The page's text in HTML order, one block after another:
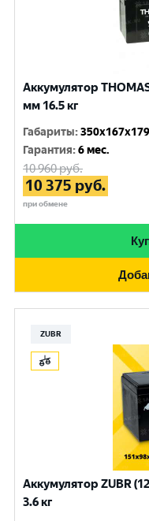
Аккумулятор
мм 16.5 кг
Габариты:350x167x179
Гарантия:6 мес.
10 960руб.
10 375 руб.
при обмене
ZUBR
Аккумулятор ZUBR
3.6 кг